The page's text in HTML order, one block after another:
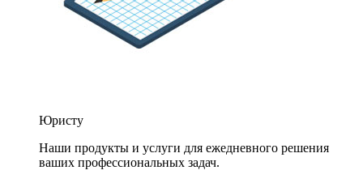
Юристу
Наши продукты и услуги для ежедневного решения
ваших профессиональных задач.